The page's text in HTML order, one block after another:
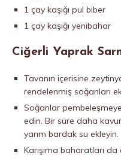
1 çay kaşığı pul biber
1 çay kaşığı yenibahar
Ciğerli Yaprak
Tavanın içerisine
rendelenmiş soğanları
Soğanlar
edin. Bir süre daha
yarım bardak su ekleyin.
Karışıma baharatları